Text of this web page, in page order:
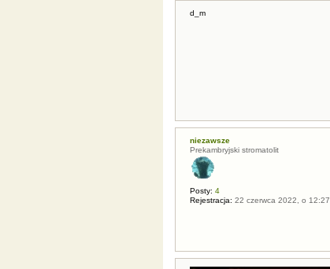
d_m
niezawsze
Prekambryjski stromatolit
Posty: 4
Rejestracja: 22 czerwca 2022, o 12:27